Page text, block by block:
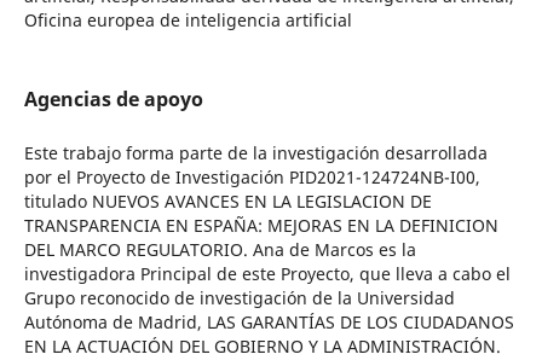
Oficina europea de inteligencia artificial
Agencias de apoyo
Este trabajo forma parte de la investigación desarrollada
por el Proyecto de Investigación PID2021-124724NB-I00,
titulado NUEVOS AVANCES EN LA LEGISLACION DE
TRANSPARENCIA EN ESPAÑA: MEJORAS EN LA DEFINICION
DEL MARCO REGULATORIO. Ana de Marcos es la
investigadora Principal de este Proyecto, que lleva a cabo el
Grupo reconocido de investigación de la Universidad
Autónoma de Madrid, LAS GARANTÍAS DE LOS CIUDADANOS
EN LA ACTUACIÓN DEL GOBIERNO Y LA ADMINISTRACIÓN.